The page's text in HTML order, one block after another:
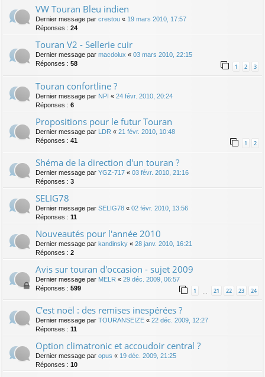
VW Touran Bleu indien
Dernier message par crestou « 19 mars 2010, 17:57
Réponses : 24
Touran V2 - Sellerie cuir
Dernier message par macdolux « 03 mars 2010, 22:15
Réponses : 58 1 2 3
Touran confortline ?
Dernier message par NPI « 24 févr. 2010, 20:24
Réponses : 6
Propositions pour le futur Touran
Dernier message par LDR « 21 févr. 2010, 10:48
Réponses : 41 1 2
Shéma de la direction d'un touran ?
Dernier message par YGZ-717 « 03 févr. 2010, 21:16
Réponses : 3
SELIG78
Dernier message par SELIG78 « 02 févr. 2010, 13:56
Réponses : 11
Nouveautés pour l'année 2010
Dernier message par kandinsky « 28 janv. 2010, 16:21
Réponses : 2
Avis sur touran d'occasion - sujet 2009
Dernier message par MELR « 29 déc. 2009, 06:57
Réponses : 599 1 21 22 23 24
C'est noël : des remises inespérées ?
Dernier message par TOURANSEIZE « 22 déc. 2009, 12:27
Réponses : 11
Option climatronic et accoudoir central ?
Dernier message par opus « 19 déc. 2009, 21:25
Réponses : 10